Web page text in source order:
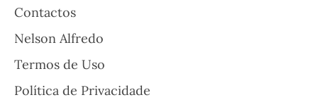
Contactos
Nelson Alfredo
Termos de Uso
Política de Privacidade